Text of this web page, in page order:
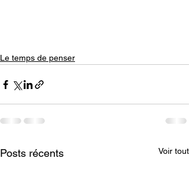
Le temps de penser
Posts récents Voir tout